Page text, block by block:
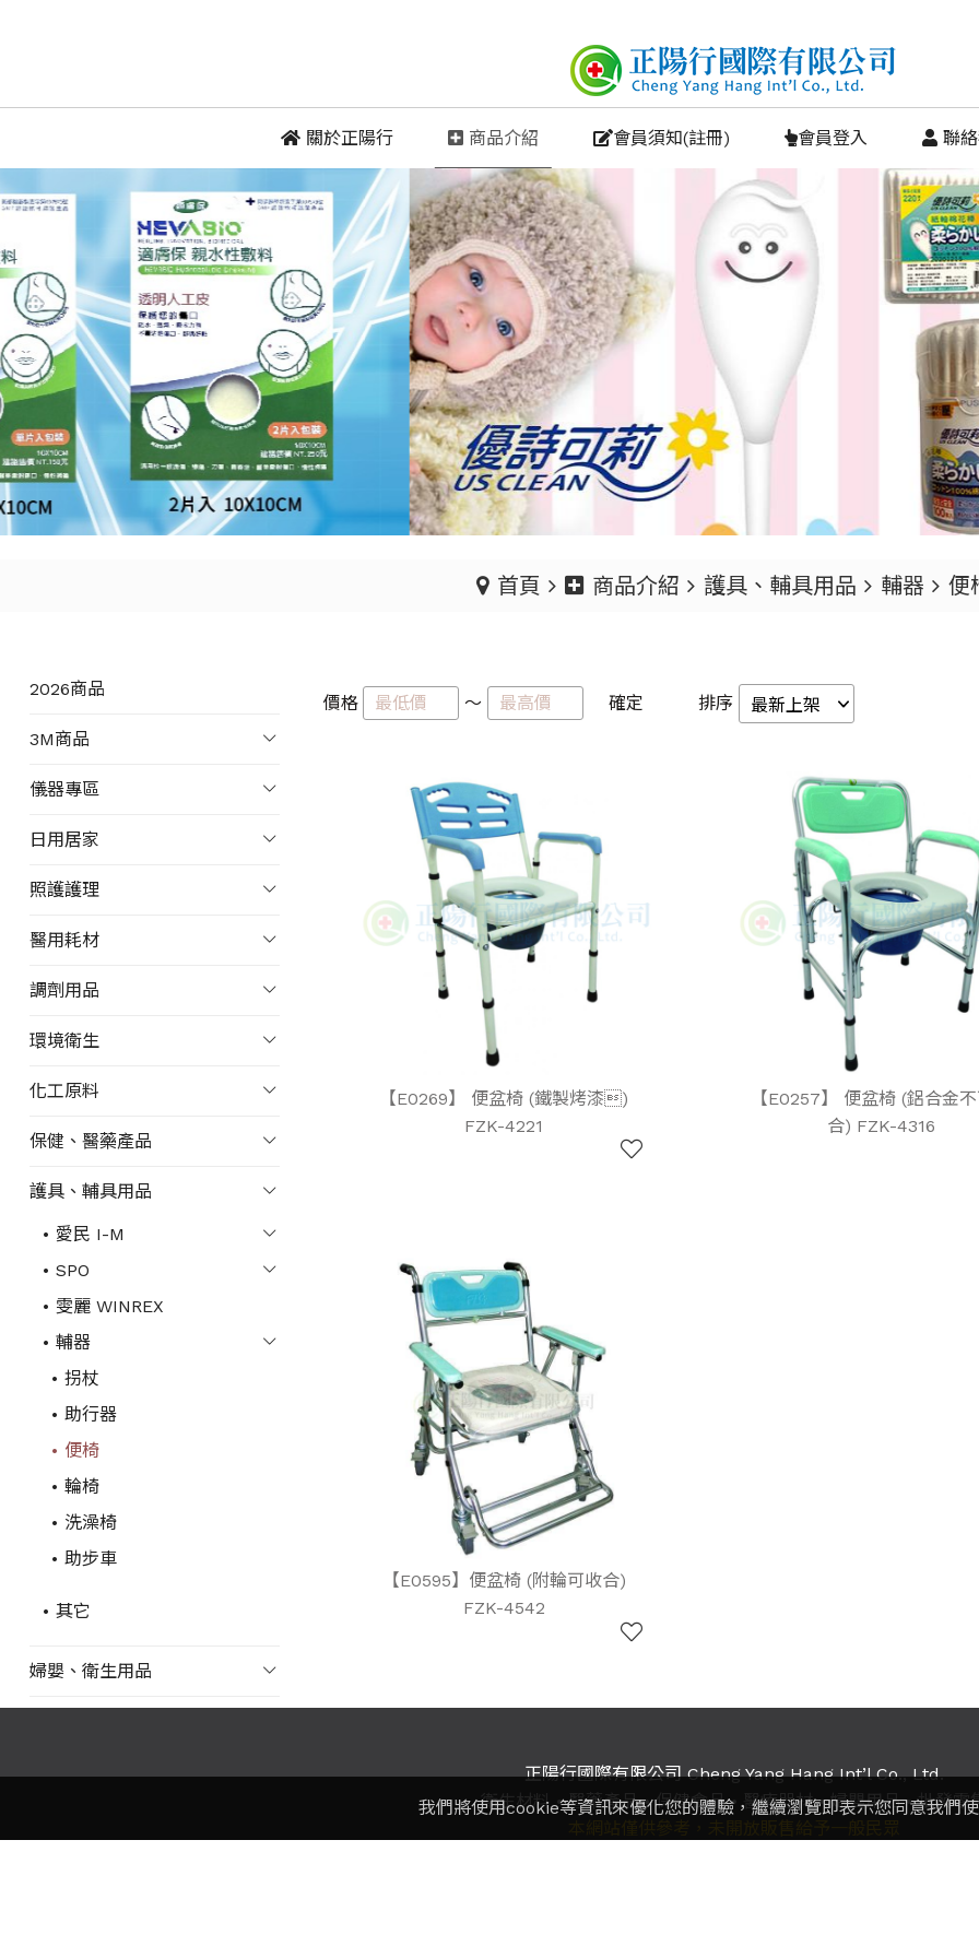
關於正陽行 商品介紹 會員須知(註冊) 會員登入 聯絡
首頁 商品介紹 護具、輔具用品 輔器 便
2026商品
3M商品
儀器專區
日用居家
照護護理
醫用耗材
調劑用品
環境衛生
化工原料
保健、醫藥產品
護具、輔具用品
愛民 I-M
SPO
雯麗 WINREX
輔器
拐杖
助行器
便椅
輪椅
洗澡椅
助步車
其它
婦嬰、衛生用品
價格 ～ 確定 排序
【E0269】 便盆椅 (鐵製烤漆)
FZK-4221
【E0257】 便盆椅 (鋁合金
合) FZK-4316
【E0595】便盆椅 (附輪可收合)
FZK-4542
正陽行國際有限公司 Cheng Yang Hang Int’l Co., Ltd.
衛生材料•醫藥產品•保健食品•醫療器材•婦嬰用品•批發零
我們將使用cookie等資訊來優化您的體驗，繼續瀏覽即表示您同意我們